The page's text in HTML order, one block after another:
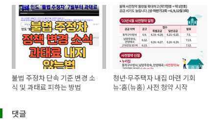
불법 주정차 단속 기준 변경 소
식 및 과태료 피하는 방법
청년·무주택자 내집 마련 기회
뉴:홈(뉴홈) 사전 청약 시작
댓글